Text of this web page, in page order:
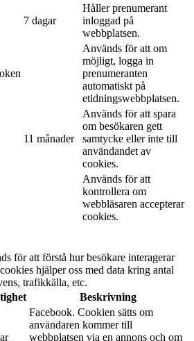
7 dagar
Håller prenumerant
inloggad på
webbplatsen.
Används för att om
möjligt, logga in
prenumeranten
automatiskt på
etidningswebbplatsen.
11 månader
Används för att spara
om besökaren gett
samtycke eller inte till
användandet av
cookies.
Används för att
kontrollera om
webbläsaren accepterar
cookies.
för att förstå hur besökare interagerar
hjälper oss med data kring antal
trafikkälla, etc.
Beskrivning
Facebook. Cookien sätts om
användaren kommer till
webbplatsen via en annons och om